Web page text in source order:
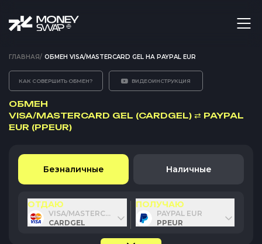
ГЛАВНАЯ/ ОБМЕН VISA/MASTERCARD GEL НА PAYPAL EUR
КАК СОВЕРШИТЬ ОБМЕН? ВИДЕОИНСТРУКЦИЯ
ОБМЕН
VISA/MASTERCARD GEL (CARDGEL) ⇄ PAYPAL
EUR (PPEUR)
Безналичные Наличные
ОТДАЮ
VISA/MASTERCARD GEL
CARDGEL
ПОЛУЧАЮ
PAYPAL EUR
PPEUR